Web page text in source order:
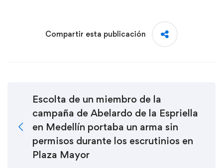
Compartir esta publicación
Escolta de un miembro de la
campaña de Abelardo de la Espriella
en Medellín portaba un arma sin
permisos durante los escrutinios en
Plaza Mayor